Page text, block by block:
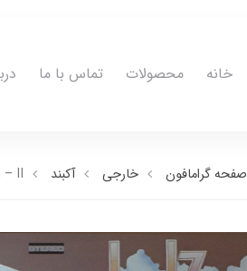
خانه محصولات تماس با ما
صفحه گرامافون خارجی آکبند – II